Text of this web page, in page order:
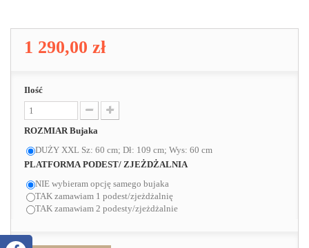
1 290,00 zł
Ilość
ROZMIAR Bujaka
DUŻY XXL Sz: 60 cm; Dł: 109 cm; Wys: 60 cm
PLATFORMA PODEST/ ZJEŻDŻALNIA
NIE wybieram opcję samego bujaka
TAK zamawiam 1 podest/zjeżdżalnię
TAK zamawiam 2 podesty/zjeżdżalnie